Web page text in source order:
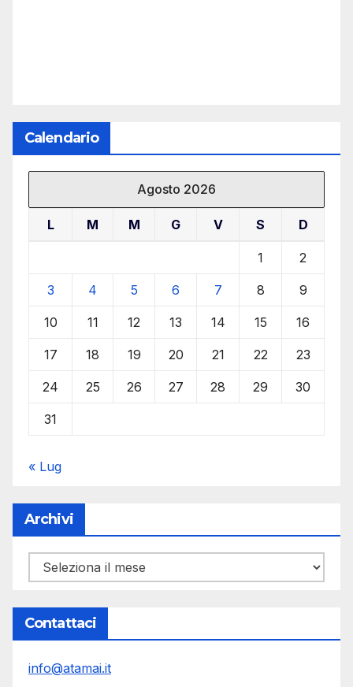
Calendario
Agosto 2026
L M M G V S D
1 2
3 4 5 6 7 8 9
10 11 12 13 14 15 16
17 18 19 20 21 22 23
24 25 26 27 28 29 30
31
« Lug
Archivi
Archivi
Contattaci
info@atamai.it